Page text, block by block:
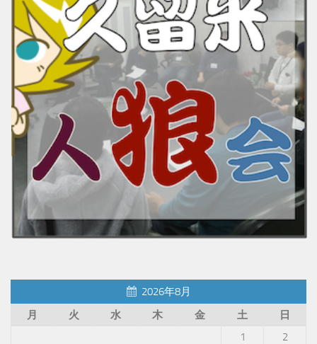
2026年8月
月
火 水 木 金 土 日
1
2